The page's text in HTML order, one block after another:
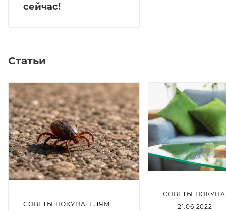
сейчас!
Статьи
СОВЕТЫ ПОКУПАТЕЛЯМ
СОВЕТЫ
— 21.06.2022